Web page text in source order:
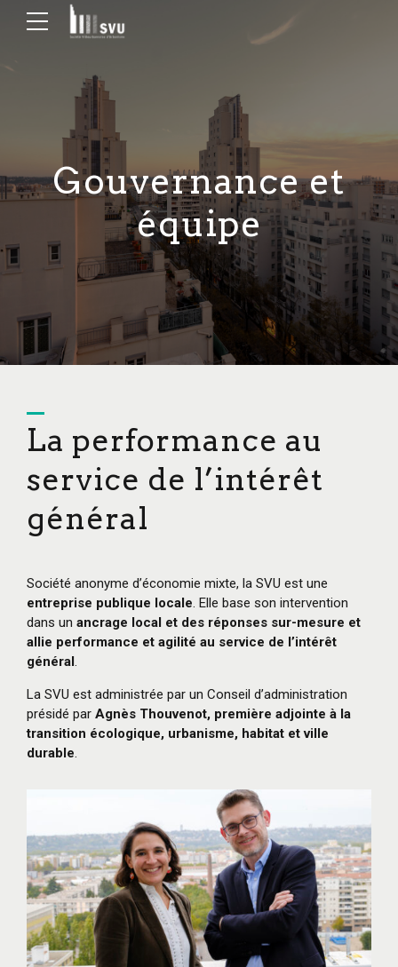
Gouvernance et
équipe
La performance au
service de l’intérêt
général
Société anonyme d’économie mixte, la SVU est une
entreprise publique locale. Elle base son intervention
dans un ancrage local et des réponses sur-mesure et
allie performance et agilité au service de l’intérêt
général.
La SVU est administrée par un Conseil d’administration
présidé par Agnès Thouvenot, première adjointe à la
transition écologique, urbanisme, habitat et ville
durable.